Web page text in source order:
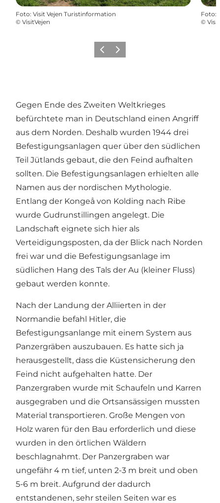
Foto: Visit Vejen Turistinformation
© VisitVejen
Foto:
©
Vorherige Folie
Nächste Folie
Gegen Ende des Zweiten Weltkrieges
befürchtete man in Deutschland einen Angriff
aus dem Norden. Deshalb wurden 1944 drei
Befestigungsanlagen quer über den südlichen
Teil Jütlands gebaut, die den Feind aufhalten
sollten. Die Befestigungsanlagen erhielten alle
Namen aus der nordischen Mythologie.
Entlang der Kongeå von Kolding nach Ribe
wurde Gudrunstillingen angelegt. Die
Landschaft eignete sich hier als
Verteidigungsposten, da der Blick nach Norden
frei war und die Befestigungsanlage im
südlichen Hang des Tals der Au (kleiner Fluss)
gebaut werden konnte.
Nach der Landung der Alliierten in der
Normandie befahl Hitler, die
Befestigungsanlange mit einem System aus
Panzergräben auszubauen. Es hatte sich ja
herausgestellt, dass die Küstensicherung den
Feind nicht aufgehalten hatte. Der
Panzergraben wurde mit Schaufeln und Karren
ausgegraben und die Ortsansässigen mussten
Material transportieren. Große Mengen von
Holz waren für den Bau erforderlich und diese
wurden in den örtlichen Wäldern
beschlagnahmt. Der Panzergraben war
ungefähr 4 m tief, unten 2-3 m breit und oben
5-6 m breit. Aufgrund der dadurch
entstandenen, sehr steilen Seiten war es